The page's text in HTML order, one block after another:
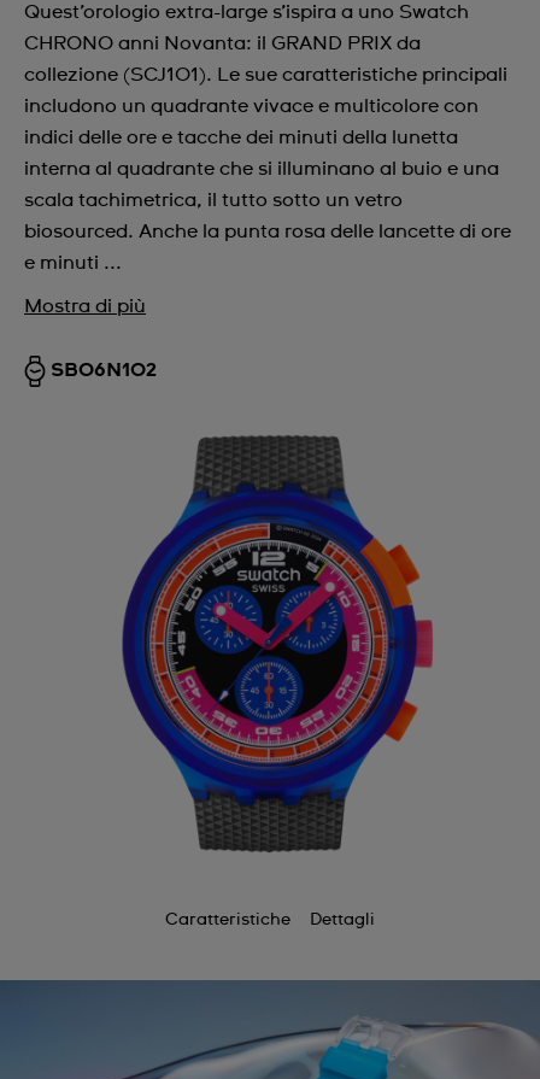
Quest’orologio extra-large s’ispira a uno Swatch
CHRONO anni Novanta: il GRAND PRIX da
collezione (SCJ101). Le sue caratteristiche principali
includono un quadrante vivace e multicolore con
indici delle ore e tacche dei minuti della lunetta
interna al quadrante che si illuminano al buio e una
scala tachimetrica, il tutto sotto un vetro
biosourced. Anche la punta rosa delle lancette di ore
e minuti ...
Mostra di più
SB06N102
Caratteristiche Dettagli